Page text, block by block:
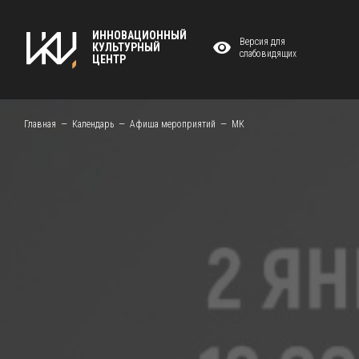
ИННОВАЦИОННЫЙ
КУЛЬТУРНЫЙ
ЦЕНТР
Версия для
слабовидящих
Главная Календарь Афиша мероприятий МК